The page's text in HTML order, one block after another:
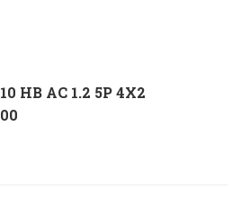
HB AC 1.2 5P 4X2